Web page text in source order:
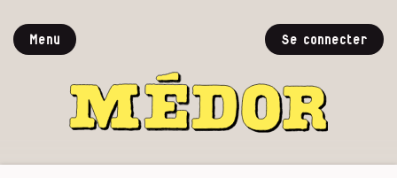
Menu Se connecter